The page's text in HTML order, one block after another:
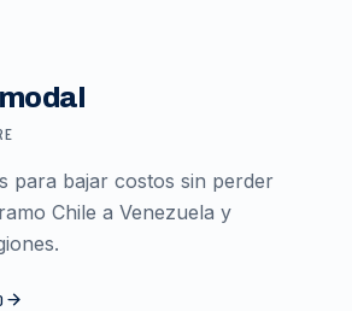
para bajar costos sin perder
Chile a Venezuela y